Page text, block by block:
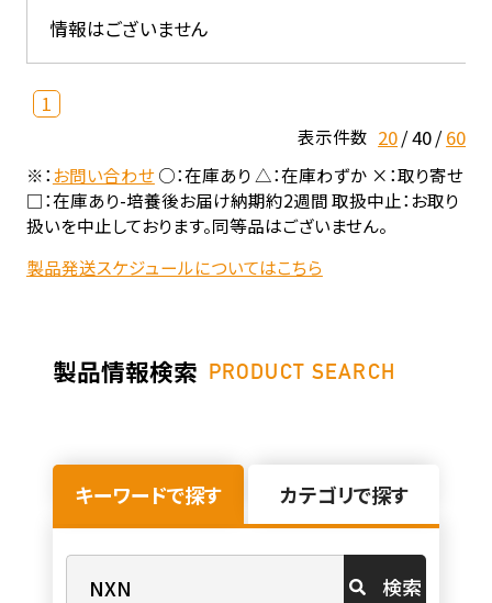
情報はございません
1
表示件数 20 40 60
※：お問い合わせ○：在庫あり △：在庫わずか ×：取り寄せ
□：在庫あり-培養後お届け納期約2週間 取扱中止：お取り
扱いを中止しております。同等品はございません。
製品発送スケジュールについてはこちら
製品情報検索 PRODUCT SEARCH
キーワードで探す カテゴリで探す
検索